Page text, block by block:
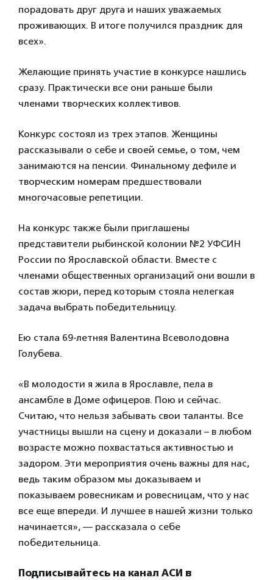
порадовать друг друга и наших уважаемых
проживающих. В итоге получился праздник для
всех».
Желающие принять участие в конкурсе нашлись
сразу. Практически все они раньше были
членами творческих коллективов.
Конкурс состоял из трех этапов. Женщины
рассказывали о себе и своей семье, о том, чем
занимаются на пенсии. Финальному дефиле и
творческим номерам предшествовали
многочасовые репетиции.
На конкурс также были приглашены
представители рыбинской колонии №2 УФСИН
России по Ярославской области. Вместе с
членами общественных организаций они вошли в
состав жюри, перед которым стояла нелегкая
задача выбрать победительницу.
Ею стала 69-летняя Валентина Всеволодовна
Голубева.
«В молодости я жила в Ярославле, пела в
ансамбле в Доме офицеров. Пою и сейчас.
Считаю, что нельзя забывать свои таланты. Все
участницы вышли на сцену и доказали – в любом
возрасте можно похвастаться активностью и
задором. Эти мероприятия очень важны для нас,
ведь таким образом мы доказываем и
показываем ровесникам и ровесницам, что у нас
все еще впереди. И лучшее в нашей жизни только
начинается», — рассказала о себе
победительница.
Подписывайтесь на канал АСИ в